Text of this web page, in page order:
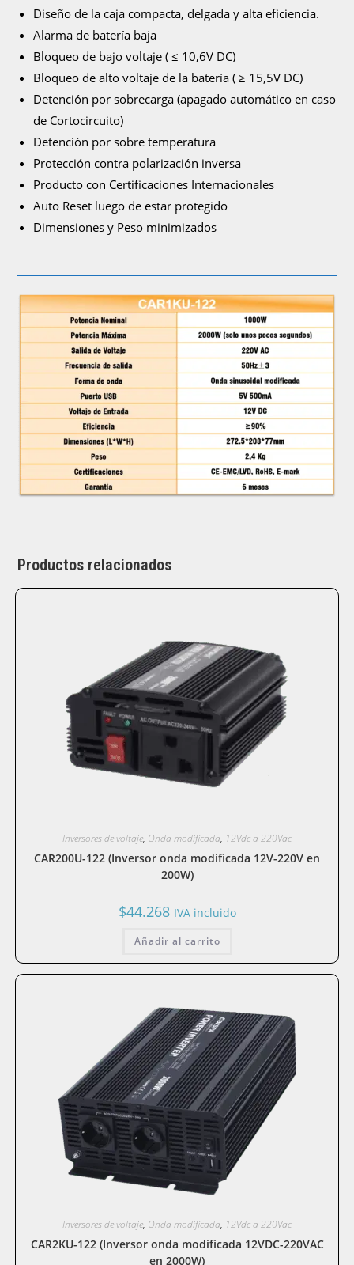
Diseño de la caja compacta, delgada y alta eficiencia.
Alarma de batería baja
Bloqueo de bajo voltaje ( ≤ 10,6V DC)
Bloqueo de alto voltaje de la batería ( ≥ 15,5V DC)
Detención por sobrecarga (apagado automático en caso
de Cortocircuito)
Detención por sobre temperatura
Protección contra polarización inversa
Producto con Certificaciones Internacionales
Auto Reset luego de estar protegido
Dimensiones y Peso minimizados
Productos relacionados
Inversores de voltaje, Onda modificada, 12Vdc a 220Vac
CAR200U-122 (Inversor onda modificada 12V-220V en
200W)
$44.268 IVA incluido
Añadir al carrito
Inversores de voltaje, Onda modificada, 12Vdc a 220Vac
CAR2KU-122 (Inversor onda modificada 12VDC-220VAC
en 2000W)